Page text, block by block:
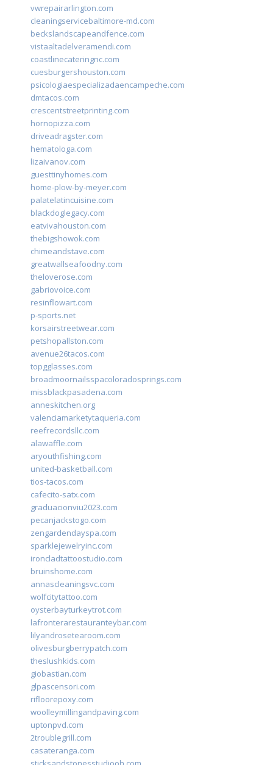
vwrepairarlington.com
cleaningservicebaltimore-md.com
beckslandscapeandfence.com
vistaaltadelveramendi.com
coastlinecateringnc.com
cuesburgershouston.com
psicologiaespecializadaencampeche.com
dmtacos.com
crescentstreetprinting.com
hornopizza.com
driveadragster.com
hematologa.com
lizaivanov.com
guesttinyhomes.com
home-plow-by-meyer.com
palatelatincuisine.com
blackdoglegacy.com
eatvivahouston.com
thebigshowok.com
chimeandstave.com
greatwallseafoodny.com
theloverose.com
gabriovoice.com
resinflowart.com
p-sports.net
korsairstreetwear.com
petshopallston.com
avenue26tacos.com
topgglasses.com
broadmoornailsspacoloradosprings.com
missblackpasadena.com
anneskitchen.org
valenciamarketytaqueria.com
reefrecordsllc.com
alawaffle.com
aryouthfishing.com
united-basketball.com
tios-tacos.com
cafecito-satx.com
graduacionviu2023.com
pecanjackstogo.com
zengardendayspa.com
sparklejewelryinc.com
ironcladtattoostudio.com
bruinshome.com
annascleaningsvc.com
wolfcitytattoo.com
oysterbayturkeytrot.com
lafronterarestauranteybar.com
lilyandrosetearoom.com
olivesburgberrypatch.com
theslushkids.com
giobastian.com
glpascensori.com
rifloorepoxy.com
woolleymillingandpaving.com
uptonpvd.com
2troublegrill.com
casateranga.com